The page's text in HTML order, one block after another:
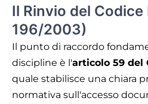
Il Rinvio del
196/2003)
Il punto di raccordo
discipline è l'articolo 59 del
quale stabilisce una chiara
normativa sull'accesso